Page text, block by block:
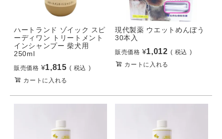
ハートランド ゾイック スピ
ーディワン トリートメント
インシャンプー 柴犬用
250ml
販売価格 ¥1,815
税込
カートに入れる
現代製薬 ウエットめんぼう
30本入
販売価格 ¥1,012
税込
カートに入れる